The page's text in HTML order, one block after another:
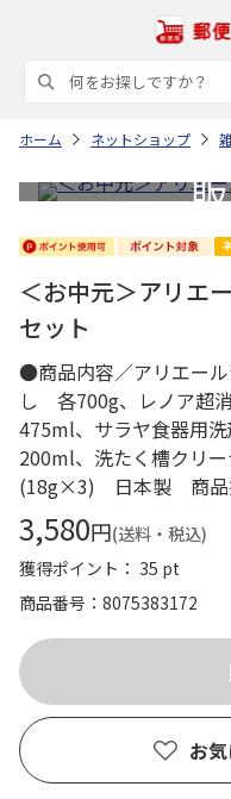
ホーム ネットショップ
＜お中元＞アリエ
セット
●商品内容／アリエー
し 各700g、レノア超
475ml、サラヤ食器用洗
200ml、洗たく槽クリ
(18g×3) 日本製 商品
3,580円(送料・税込)
獲得ポイント： 35 pt
商品番号
8075383172
お